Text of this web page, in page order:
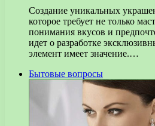
Создание уникальных
которое требует не только
понимания вкусов и
идет о разработке
элемент имеет значение.…
Бытовые вопросы